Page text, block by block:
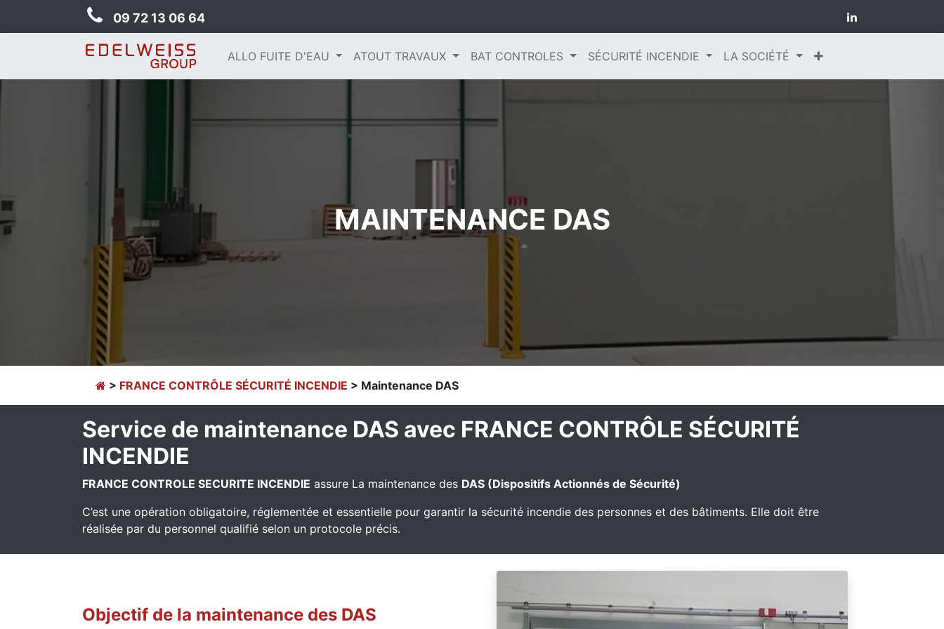
09 72 13 06 64
ALLO FUITE D'EAU ATOUT TRAVAUX BAT CONTROLES SÉCURITÉ INCENDIE LA SOCIÉTÉ
MAINTENANCE DAS
> FRANCE CONTRÔLE SÉCURITÉ INCENDIE > Maintenance DAS
Service de maintenance DAS avec FRANCE CONTRÔLE SÉCURITÉ
INCENDIE
FRANCE CONTROLE SECURITE INCENDIE assure La maintenance des DAS (Dispositifs Actionnés de Sécurité)
C’est une opération obligatoire, réglementée et essentielle pour garantir la sécurité incendie des personnes et des bâtiments. Elle doit être
réalisée par du personnel qualifié selon un protocole précis.
Objectif de la maintenance des DAS